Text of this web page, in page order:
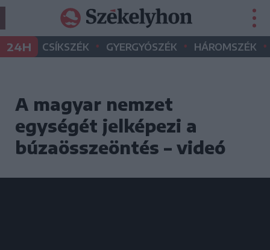
24H CSÍKSZÉK • GYERGYÓSZÉK • HÁROMSZÉK •
A magyar nemzet
egységét jelképezi a
búzaösszeöntés – videó